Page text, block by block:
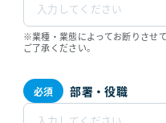
※業種・業態によってお断りさせ
ご了承ください。
部署・役職